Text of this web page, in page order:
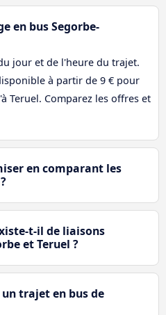
en bus Segorbe-
jour et de l'heure du trajet.
à partir de 9 € pour
Teruel. Comparez les offres et
en comparant les
t-il de liaisons
et Teruel ?
trajet en bus de